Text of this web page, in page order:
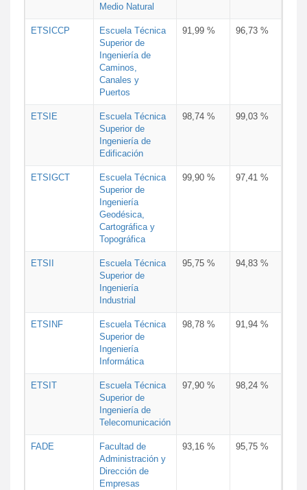
Medio Natural
ETSICCP
Escuela Técnica
Superior de
Ingeniería de
Caminos,
Canales y
Puertos
91,99 % 96,73 %
ETSIE
Escuela Técnica
Superior de
Ingeniería de
Edificación
98,74 % 99,03 %
ETSIGCT
Escuela Técnica
Superior de
Ingeniería
Geodésica,
Cartográfica y
Topográfica
99,90 % 97,41 %
ETSII
Escuela Técnica
Superior de
Ingeniería
Industrial
95,75 % 94,83 %
ETSINF
Escuela Técnica
Superior de
Ingeniería
Informática
98,78 % 91,94 %
ETSIT
Escuela Técnica
Superior de
Ingeniería de
Telecomunicación
97,90 % 98,24 %
FADE
Facultad de
Administración y
Dirección de
Empresas
93,16 % 95,75 %